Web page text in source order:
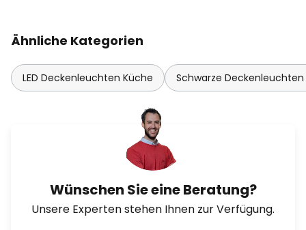
Ähnliche Kategorien
LED Deckenleuchten Küche Schwarze
Wünschen Sie eine Beratung?
Unsere Experten stehen Ihnen zur Verfügung.